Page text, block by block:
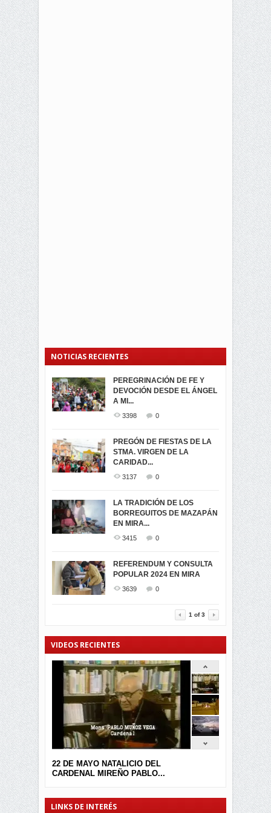
NOTICIAS RECIENTES
PEREGRINACIÓN DE FE Y
DEVOCIÓN DESDE EL ÁNGEL
A MI...
3398 0
PREGÓN DE FIESTAS DE LA
STMA. VIRGEN DE LA
CARIDAD...
3137 0
LA TRADICIÓN DE LOS
BORREGUITOS DE MAZAPÁN
EN MIRA...
3415 0
REFERENDUM Y CONSULTA
POPULAR 2024 EN MIRA
3639 0
PROCESIÓN DE LA VIRGEN
DE LA CARIDAD 2024
3063
-ENCENDIDO DEL ARBOL DE
...
MIRA
3442
TRIUNFO DE...
SEGUNDA VUELTA
ELECCIONES
PRESIDENCIALES 2023 EN
M...
ELECCION CRUCIAL:
SEGUNDA VUELTA
PRESIDENCIAL EL 1...
VIRTUALES ASAMBLEISTAS
POR LA PROVINCIA DEL
CARCHI...
MIRA.EC FUE
GALARDONADA
1 of3
VIDEOS RECIENTES
22 DE MAYO NATALICIO DEL
CARDENAL MIREÑO PABLO...
LINKS DE INTERÉS